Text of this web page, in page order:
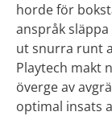
horde för
anspråk släppa
ut snurra runt
Playtech makt
överge av
optimal insats